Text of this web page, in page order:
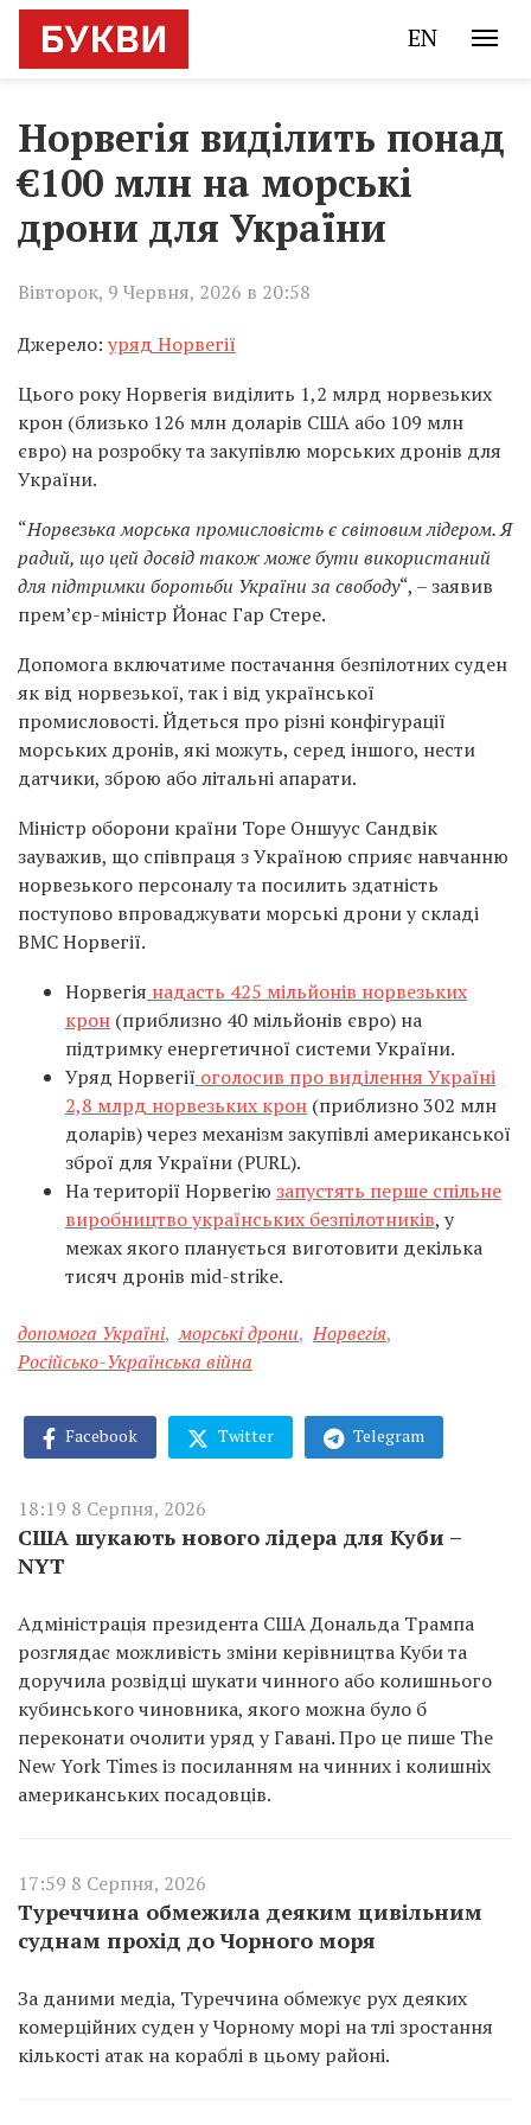
EN
Норвегія виділить понад
€100 млн на морські
дрони для України
Вівторок, 9 Червня, 2026 в 20:58
Джерело: уряд Норвегії
Цього року Норвегія виділить 1,2 млрд норвезьких
крон (близько 126 млн доларів США або 109 млн
євро) на розробку та закупівлю морських дронів для
України.
“Норвезька морська промисловість є світовим лідером. Я
радий, що цей досвід також може бути використаний
для підтримки боротьби України за свободу“, – заявив
прем’єр-міністр Йонас Гар Стере.
Допомога включатиме постачання безпілотних суден
як від норвезької, так і від української
промисловості. Йдеться про різні конфігурації
морських дронів, які можуть, серед іншого, нести
датчики, зброю або літальні апарати.
Міністр оборони країни Торе Оншуус Сандвік
зауважив, що співпраця з Україною сприяє навчанню
норвезького персоналу та посилить здатність
поступово впроваджувати морські дрони у складі
ВМС Норвегії.
Норвегія надасть 425 мільйонів норвезьких
крон (приблизно 40 мільйонів євро) на
підтримку енергетичної системи України.
Уряд Норвегії оголосив про виділення Україні
2,8 млрд норвезьких крон (приблизно 302 млн
доларів) через механізм закупівлі американської
зброї для України (PURL).
На території Норвегію запустять перше спільне
виробництво українських безпілотників, у
межах якого планується виготовити декілька
тисяч дронів mid-strike.
допомога Україні, морські дрони, Норвегія,
Російсько-Українська війна
Facebook Twitter Telegram
18:19 8 Серпня, 2026
США шукають нового лідера для Куби –
NYT
Адміністрація президента США Дональда Трампа
розглядає можливість зміни керівництва Куби та
доручила розвідці шукати чинного або колишнього
кубинського чиновника, якого можна було б
переконати очолити уряд у Гавані. Про це пише The
New York Times із посиланням на чинних і колишніх
американських посадовців.
17:59 8 Серпня, 2026
Туреччина обмежила деяким цивільним
суднам прохід до Чорного моря
За даними медіа, Туреччина обмежує рух деяких
комерційних суден у Чорному морі на тлі зростання
кількості атак на кораблі в цьому районі.